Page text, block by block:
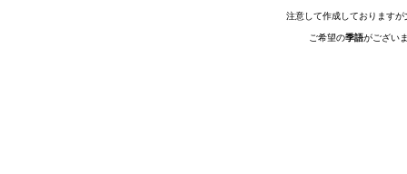
注意して作成しております
ご希望の季語がござい